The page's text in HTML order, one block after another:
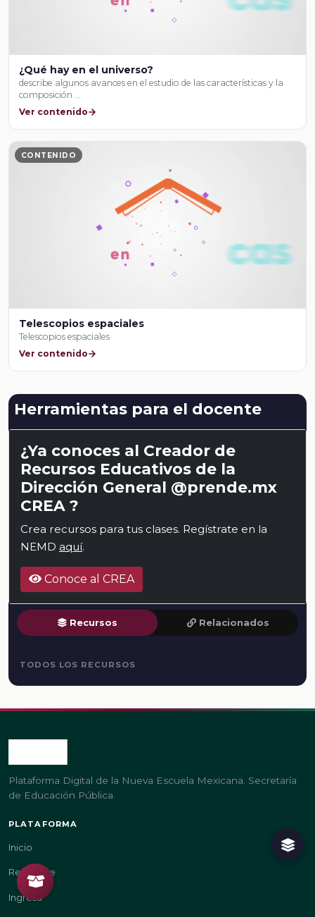
¿Qué hay en el universo?
describe algunos avances en el estudio de las características y la
composición …
Ver contenido
CONTENIDO
Telescopios espaciales
Telescopios espaciales
Ver contenido
Herramientas para el docente
¿Ya conoces al Creador de
Recursos Educativos de la
Dirección General @prende.mx
CREA ?
Crea recursos para tus clases. Regístrate en la
NEMD aquí.
Conoce al CREA
Recursos Relacionados
TODOS LOS RECURSOS
Plataforma Digital de la Nueva Escuela Mexicana. Secretaría
de Educación Pública.
PLATAFORMA
Inicio
Regístrate
Ingresa